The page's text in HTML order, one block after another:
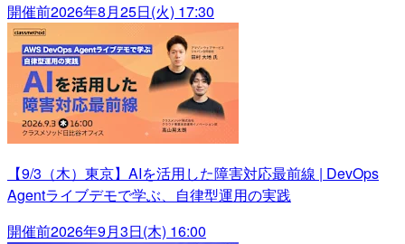
開催前2026年8月25日(火) 17:30
【9/3（木）東京】AIを活用した障害対応最前線 | DevOps
Agentライブデモで学ぶ、自律型運用の実践
開催前2026年9月3日(木) 16:00